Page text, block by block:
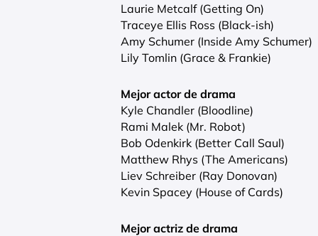
Laurie Metcalf (Getting On)
Traceye Ellis Ross (Black-ish)
Amy Schumer (Inside Amy Schumer)
Lily Tomlin (Grace & Frankie)
Mejor actor de drama
Kyle Chandler (Bloodline)
Rami Malek (Mr. Robot)
Bob Odenkirk (Better Call Saul)
Matthew Rhys (The Americans)
Liev Schreiber (Ray Donovan)
Kevin Spacey (House of Cards)
Mejor actriz de drama